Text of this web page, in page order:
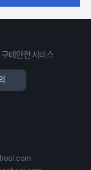
구매안전 서비스